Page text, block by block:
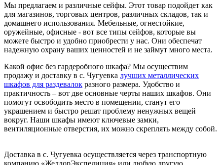
Мы предлагаем и различные сейфы. Этот товар подойдет как
для магазинов, торговых центров, различных складов, так и
домашнего использования. Мебельные, огнестойкие,
оружейные, офисные - вот все типы сейфов, которые вы
можете быстро и удобно приобрести у нас. Они обеспечат
надежную охрану ваших ценностей и не займут много места.
Какой офис без гардеробного шкафа? Мы осуществим
продажу и доставку в с. Чугуевка лучших металлических
шкафов для раздевалок разного размера. Удобство и
практичность – вот две основные черты наших шкафов. Они
помогут освободить место в помещении, станут его
украшением и быстро решат проблему ненужных вещей
вокруг. Наши шкафы имеют ключевые замки,
вентиляционные отверстия, их можно скреплять между собой.
Доставка в с. Чугуевка осуществляется через транспортную
компанию «ЖелдорЭкспедиция» или любую другую